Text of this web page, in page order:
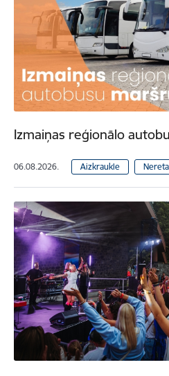
Izmaiņas reģionālo
06.08.2026. Aizkraukle